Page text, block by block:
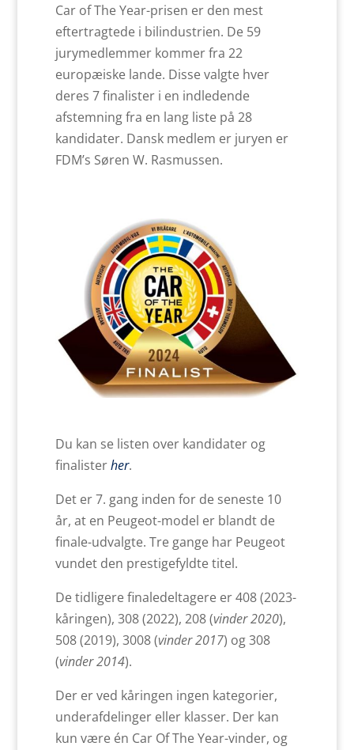
Car of The Year-prisen er den mest
eftertragtede i bilindustrien. De 59
jurymedlemmer kommer fra 22
europæiske lande. Disse valgte hver
deres 7 finalister i en indledende
afstemning fra en lang liste på 28
kandidater. Dansk medlem er juryen er
FDM’s Søren W. Rasmussen.
Du kan se listen over kandidater og
finalisterher.
Det er 7. gang inden for de seneste 10
år, at en Peugeot-model er blandt de
finale-udvalgte. Tre gange har Peugeot
vundet den prestigefyldte titel.
De tidligere finaledeltagere er 408 (2023-
kåringen), 308 (2022), 208 (vinder 2020),
508 (2019), 3008 (vinder 2017) og 308
(vinder 2014).
Der er ved kåringen ingen kategorier,
underafdelinger eller klasser. Der kan
kun være én Car Of The Year-vinder, og